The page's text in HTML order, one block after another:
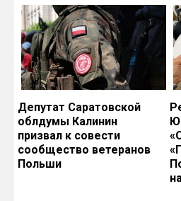
Депутат Саратовской
облдумы Калинин
призвал к совести
сообщество ветеранов
Польши